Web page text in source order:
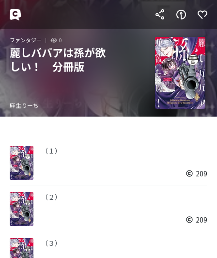
ファンタジー 0
麗しババアは孫が欲
しい！ 分冊版
麻生りーち
（１）
209
（２）
209
（３）